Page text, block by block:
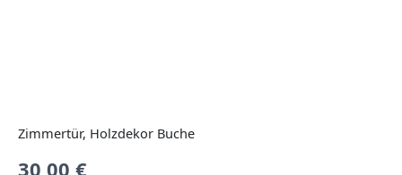
Zimmertür, Holzdekor Buche
30,00 €